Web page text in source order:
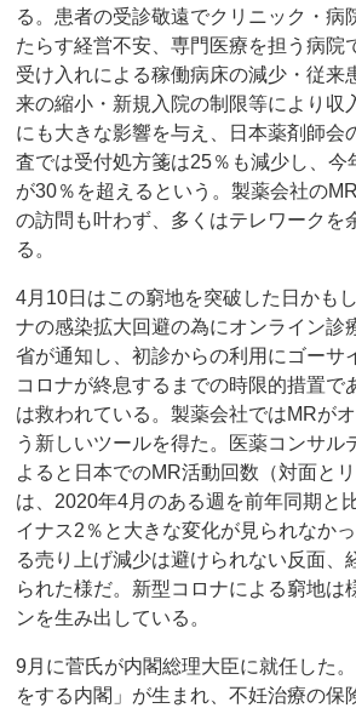
る。患者の受診敬遠でクリニック・病
たらす経営不安、専門医療を担う病院
受け入れによる稼働病床の減少・従来
来の縮小・新規入院の制限等により収
にも大きな影響を与え、日本薬剤師会
査では受付処方箋は25％も減少し、今
が30％を超えるという。製薬会社の
の訪問も叶わず、多くはテレワークを
る。
4月10日はこの窮地を突破した日かも
ナの感染拡大回避の為にオンライン診
省が通知し、初診からの利用にゴーサ
コロナが終息するまでの時限的措置で
は救われている。製薬会社ではMRが
う新しいツールを得た。医薬コンサル
よると日本でのMR活動回数（対面とリ
は、2020年4月のある週を前年同期と
イナス2％と大きな変化が見られなか
る売り上げ減少は避けられない反面、
られた様だ。新型コロナによる窮地は
ンを生み出している。
9月に菅氏が内閣総理大臣に就任した
をする内閣」が生まれ、不妊治療の保